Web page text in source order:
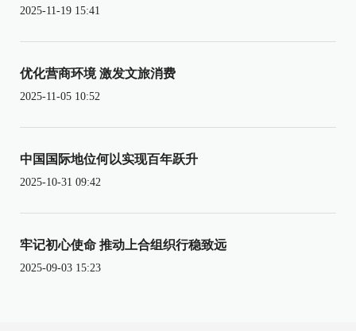
2025-11-19 15:41
优化营商环境 激发文旅消费
2025-11-05 10:52
中国国际地位何以实现百年跃升
2025-10-31 09:42
牢记初心使命 推动上合组织行稳致远
2025-09-03 15:23